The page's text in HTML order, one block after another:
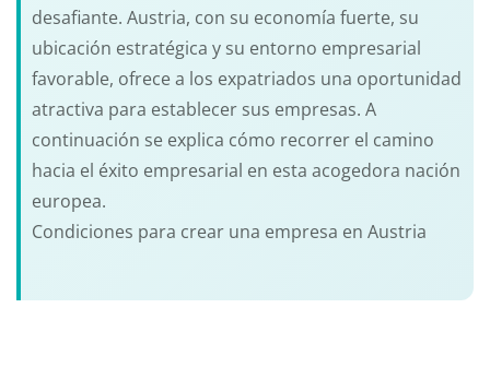
desafiante. Austria, con su economía fuerte, su
ubicación estratégica y su entorno empresarial
favorable, ofrece a los expatriados una oportunidad
atractiva para establecer sus empresas. A
continuación se explica cómo recorrer el camino
hacia el éxito empresarial en esta acogedora nación
europea.
Condiciones para crear una empresa en Austria